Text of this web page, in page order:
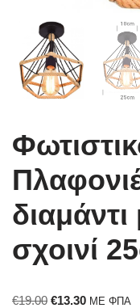
σχοινί
€19.00 €13.30 ΜΕ ΦΠΑ